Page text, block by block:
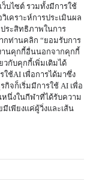
บไซต์ รวมทั้งมีการใช้
เคราะห์การประเมินผล
ระสิทธิภาพในการ
กท่านคลิก “ยอมรับการ
านคุกกี้อื่นนอกจากคุกกี้
วกับคุกกี้เพิ่มเติมได้
ช้AI เพื่อการได้มาซึ่ง
กิจก็เริ่มมีการใช้ AI เพื่อ
นึ่งในกีฬาที่ได้รับความ
พียงเเค่ผู้วิ่งและเส้น